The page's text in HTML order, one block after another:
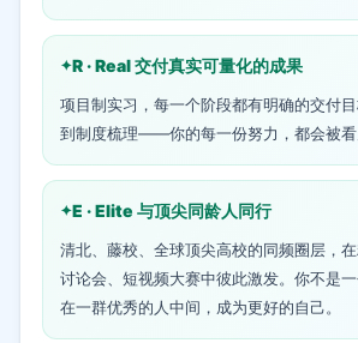
R · Real 交付真实可量化的成果
项目制实习，每一个阶段都有明确的交付
到制度梳理——你的每一份努力，都会被看
E · Elite 与顶尖同龄人同行
清北、藤校、全球顶尖高校的同频圈层，
讨论会、短视频大赛中彼此激发。你不是
在一群优秀的人中间，成为更好的自己。